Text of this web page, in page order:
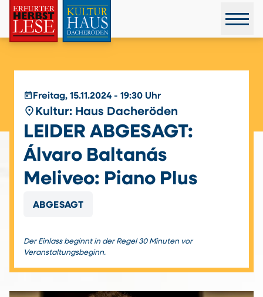
today Freitag, 15.11.2024 - 19:30 Uhr
place Kultur: Haus Dacheröden
LEIDER ABGESAGT:
Álvaro Baltanás
Meliveo: Piano Plus
ABGESAGT
Der Einlass beginnt in der Regel 30 Minuten vor
Veranstaltungsbeginn.